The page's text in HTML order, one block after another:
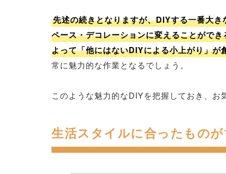
先述の続きとなりますが、DIYする一番大
ペース・デコレーションに変えることがで
よって「他にはないDIYによる小上がり」が
常に魅力的な作業となるでしょう。
このような魅力的なDIYを把握しておき、
生活スタイルに合ったもの